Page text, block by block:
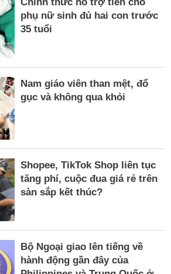
phụ nữ sinh đủ hai con trước
35 tuổi
Nam giáo viên than mệt, đổ
gục và không qua khỏi
Shopee, TikTok Shop liên tục
tăng phí, cuộc đua giá rẻ trên
sàn sắp kết thúc?
Bộ Ngoại giao lên tiếng về
hành động gần đây của